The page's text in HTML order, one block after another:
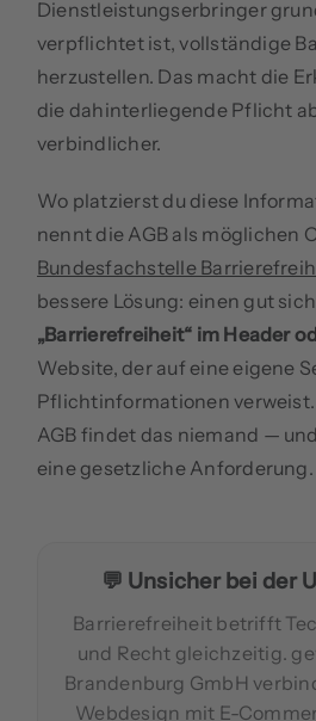
Dienstleistungserbringer
verpflichtet ist, vollständige
herzustellen. Das macht die
die dahinterliegende Pflicht
verbindlicher.
Wo platzierst du diese
nennt die AGB als möglichen
Bundesfachstelle
bessere Lösung: einen gut
„Barrierefreiheit“ im Header
Website, der auf eine eigene
Pflichtinformationen
AGB findet das niemand —
eine gesetzliche Anforderung.
💬 Unsicher bei der
Barrierefreiheit betrifft
und Recht gleichzeitig.
Brandenburg GmbH
Webdesign mit E-